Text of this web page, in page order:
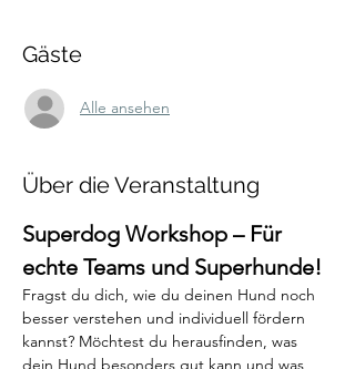
Gäste
Alle ansehen
Über die Veranstaltung
Superdog Workshop – Für
echte Teams und Superhunde!
Fragst du dich, wie du deinen Hund noch
besser verstehen und individuell fördern
kannst? Möchtest du herausfinden, was
dein Hund besonders gut kann und was